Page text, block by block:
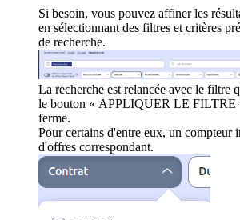
Si besoin, vous pouvez affiner les
en sélectionnant des filtres et critères
de recherche.
La recherche est relancée avec le filtre
le bouton « APPLIQUER LE FILTRE
ferme.
Pour certains d'entre eux, un compteur
d'offres correspondant.